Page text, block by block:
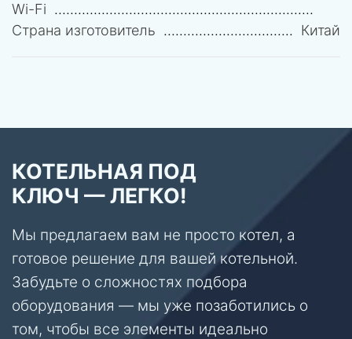
Wi-Fi
Страна изготовитель Китай
КОТЕЛЬНАЯ ПОД
КЛЮЧ — ЛЕГКО!
Мы предлагаем вам не просто котел, а
готовое решение для вашей котельной.
Забудьте о сложностях подбора
оборудования — мы уже позаботились о
том, чтобы все элементы идеально